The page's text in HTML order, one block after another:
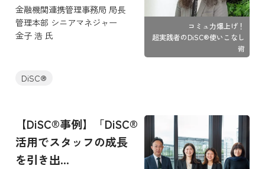
コミュ力爆上げ！
超実践者のDiSC®使いこなし
術
金融機関連携管理事務局 局長
管理本部 シニアマネジャー
金子 浩 氏
DiSC®
【DiSC®事例】「DiSC®
活用でスタッフの成長
を引き出...